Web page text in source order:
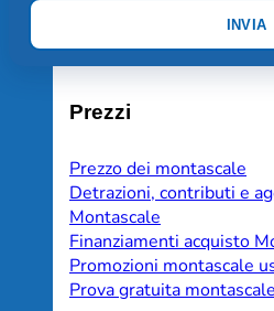
Prezzi
Prezzo dei montascale
Detrazioni, contributi e
Montascale
Finanziamenti acquisto
Promozioni montascale
Prova gratuita montascale
INVIA